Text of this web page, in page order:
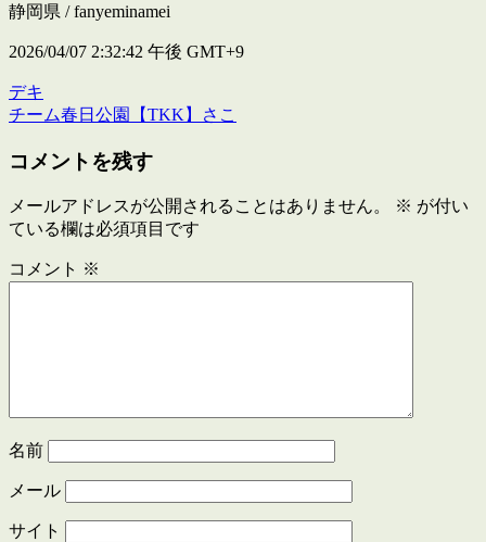
静岡県 / fanyeminamei
2026/04/07 2:32:42 午後 GMT+9
投
稿
ナ
ビ
ゲ
ー
デキ
チーム春日公園【TKK】さこ
コメントを残す
メールアドレスが公開されることはありません。 ※ が付い
ている欄は必須項目です
コメント ※
名前
メール
サイト